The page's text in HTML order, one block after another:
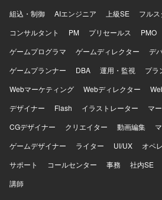
組込・制御
AIエンジニア 上級SE
フル
コンサルタント
PM プリセールス PMO
ゲームプログラマ
ゲームディレクター
デ
ゲームプランナー
DBA 運用・監視 プラ
Webマーケティング
Webディレクター
デザイナー
Flash イラストレーター マ
CGデザイナー
クリエイター 動画編集
ゲームデザイナー
ライター UI/UX オペ
サポート
コールセンター 事務 社内SE
講師